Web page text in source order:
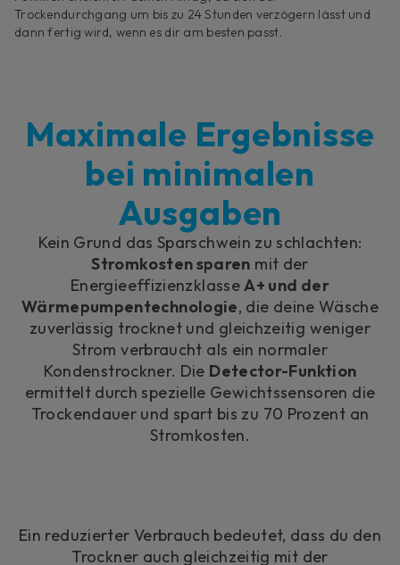
Trockendurchgang um bis zu 24 Stunden verzögern lässt und
dann fertig wird, wenn es dir am besten passt.
Maximale Ergebnisse
bei minimalen
Ausgaben
Kein Grund das Sparschwein zu schlachten:
Stromkosten sparen mit der
EnergieeffizienzklasseA+ und der
Wärmepumpentechnologie, die deine Wäsche
zuverlässig trocknet und gleichzeitig weniger
Strom verbraucht als ein normaler
Kondenstrockner. Die Detector-Funktion
ermittelt durch spezielle Gewichtssensoren die
Trockendauer und spart bis zu 70 Prozent an
Stromkosten.
Ein reduzierter Verbrauch bedeutet, dass du den
Trockner auch gleichzeitig mit der